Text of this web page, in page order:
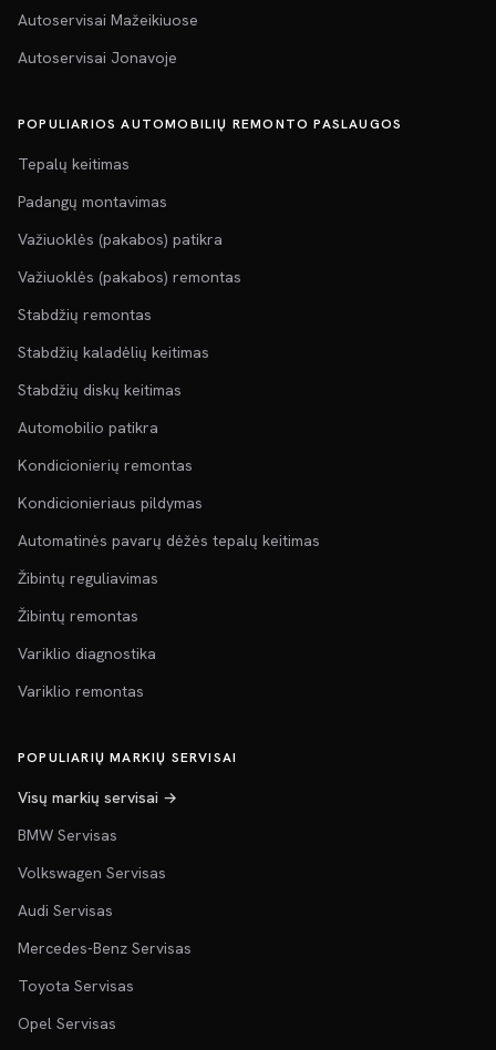
Autoservisai Mažeikiuose
Autoservisai Jonavoje
POPULIARIOS AUTOMOBILIŲ REMONTO PASLAUGOS
Tepalų keitimas
Padangų montavimas
Važiuoklės (pakabos) patikra
Važiuoklės (pakabos) remontas
Stabdžių remontas
Stabdžių kaladėlių keitimas
Stabdžių diskų keitimas
Automobilio patikra
Kondicionierių remontas
Kondicionieriaus pildymas
Automatinės pavarų dėžės tepalų keitimas
Žibintų reguliavimas
Žibintų remontas
Variklio diagnostika
Variklio remontas
POPULIARIŲ MARKIŲ SERVISAI
Visų markių servisai →
BMW Servisas
Volkswagen Servisas
Audi Servisas
Mercedes-Benz Servisas
Toyota Servisas
Opel Servisas